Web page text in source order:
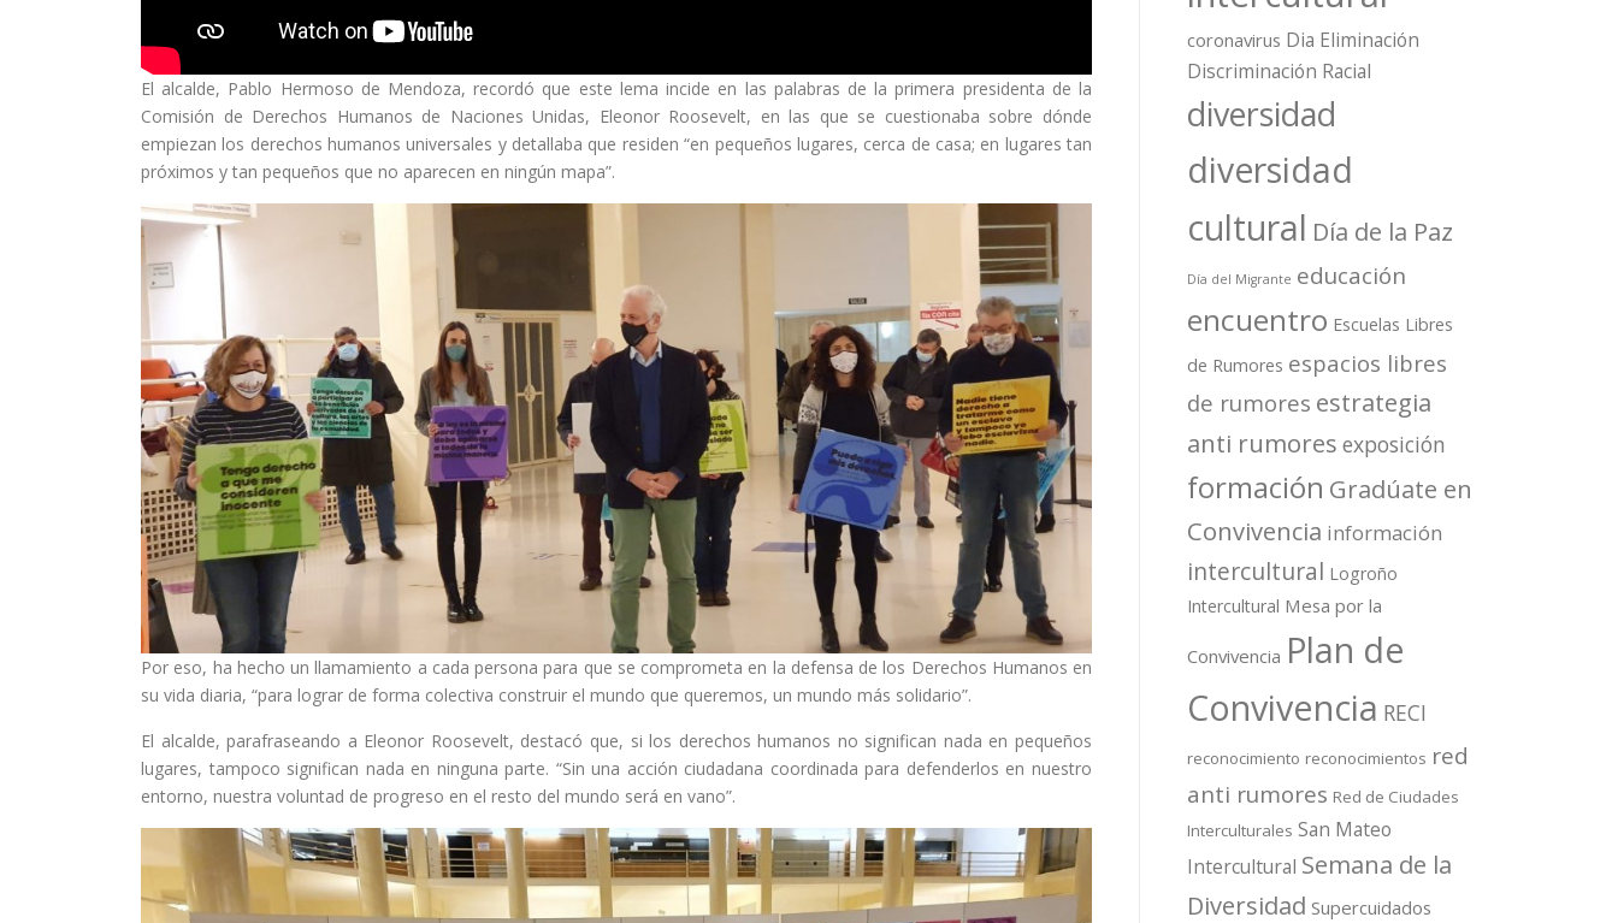
El alcalde, Pablo Hermoso de Mendoza, recordó que este lema incide en las palabras de la primera presidenta de la
Comisión de Derechos Humanos de Naciones Unidas, Eleonor Roosevelt, en las que se cuestionaba sobre dónde
empiezan los derechos humanos universales y detallaba que residen “en pequeños lugares, cerca de casa; en lugares tan
próximos y tan pequeños que no aparecen en ningún mapa”.
Por eso, ha hecho un llamamiento a cada persona para que se comprometa en la defensa de los Derechos Humanos en
su vida diaria, “para lograr de forma colectiva construir el mundo que queremos, un mundo más solidario”.
El alcalde, parafraseando a Eleonor Roosevelt, destacó que, si los derechos humanos no significan nada en pequeños
lugares, tampoco significan nada en ninguna parte. “Sin una acción ciudadana coordinada para defenderlos en nuestro
entorno, nuestra voluntad de progreso en el resto del mundo será en vano”.
coronavirus Dia Eliminación
Discriminación Racial
diversidad
diversidad
cultural Día de la Paz
Día del Migrante educación
encuentro Escuelas Libres
de Rumores espacios libres
de rumores estrategia
anti rumores exposición
formación Gradúate en
Convivencia información
intercultural Logroño
Intercultural Mesa por la
Convivencia Plan de
Convivencia RECI
reconocimiento reconocimientos red
anti rumores Red de Ciudades
Interculturales San Mateo
Intercultural Semana de la
Diversidad Supercuidados